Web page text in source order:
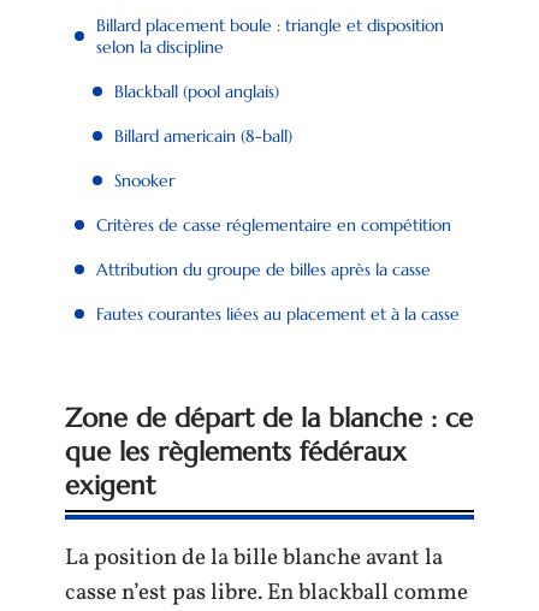
Billard placement boule : triangle et disposition
selon la discipline
Blackball (pool anglais)
Billard americain (8-ball)
Snooker
Critères de casse réglementaire en compétition
Attribution du groupe de billes après la casse
Fautes courantes liées au placement et à la casse
Zone de départ de la blanche : ce
que les règlements fédéraux
exigent
La position de la bille blanche avant la
casse n’est pas libre. En blackball comme